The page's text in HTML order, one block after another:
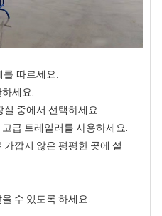
를 따르세요.
세요.
실 중에서 선택하세요.
급 트레일러를 사용하세요.
깝지 않은 평평한 곳에 설
수 있도록 하세요.